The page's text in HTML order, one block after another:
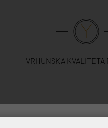
VRHUNSKA KVALITETA